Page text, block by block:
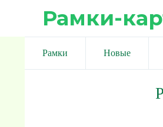
Рамки-
Рамки Новые